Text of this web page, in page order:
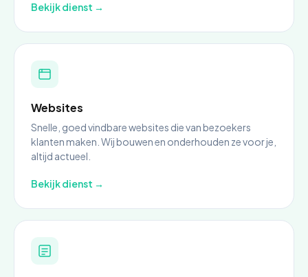
Bekijk dienst →
Websites
Snelle, goed vindbare websites die van bezoekers
klanten maken. Wij bouwen en onderhouden ze voor je,
altijd actueel.
Bekijk dienst →